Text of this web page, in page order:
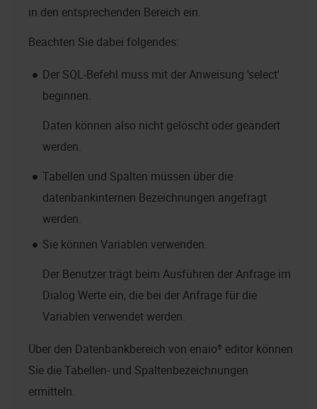
in den entsprechenden Bereich ein.
Beachten Sie dabei folgendes:
Der SQL-Befehl muss mit der Anweisung 'select'
beginnen.
Daten können also nicht gelöscht oder geändert
werden.
Tabellen und Spalten müssen über die
datenbankinternen Bezeichnungen angefragt
werden.
Sie können Variablen verwenden.
Der Benutzer trägt beim Ausführen der Anfrage im
Dialog Werte ein, die bei der Anfrage für die
Variablen verwendet werden.
Über den Datenbankbereich von enaio® editor können
Sie die Tabellen- und Spaltenbezeichnungen
ermitteln.